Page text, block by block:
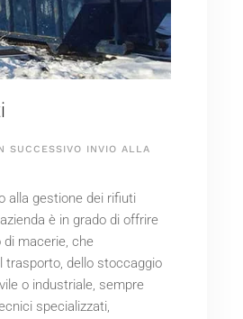
SUCCESSIVO INVIO ALLA
alla gestione dei rifiuti
è in grado di offrire
macerie, che
trasporto, dello stoccaggio
o industriale, sempre
specializzati,